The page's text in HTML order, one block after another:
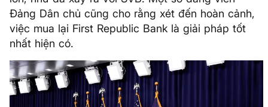
Đảng Dân chủ cũng cho rằng xét đến hoàn cảnh,
việc mua lại First Republic Bank là giải pháp tốt
nhất hiện có.